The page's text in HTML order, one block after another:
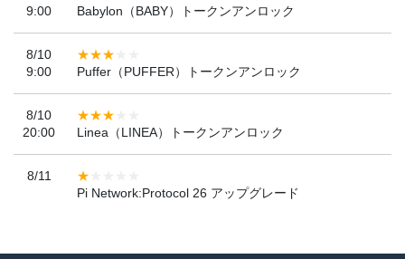
9:00
Babylon（BABY）トークンアンロック
8/10
9:00
Puffer（PUFFER）トークンアンロック
8/10
20:00
Linea（LINEA）トークンアンロック
8/11
Pi Network:Protocol 26 アップグレード